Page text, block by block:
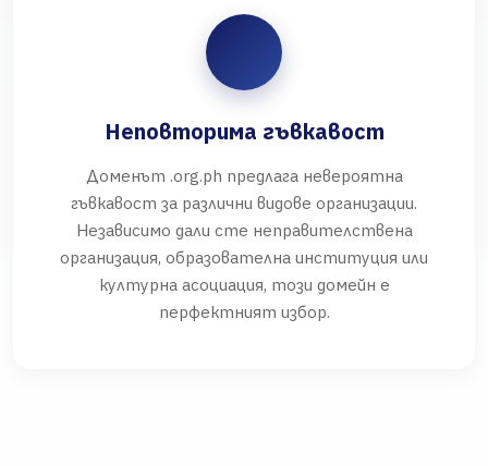
Неповторима гъвкавост
Доменът .org.ph предлага невероятна
гъвкавост за различни видове организации.
Независимо дали сте неправителствена
организация, образователна институция или
културна асоциация, този домейн е
перфектният избор.